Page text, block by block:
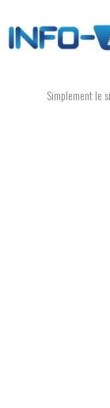
to
content
Simplement le